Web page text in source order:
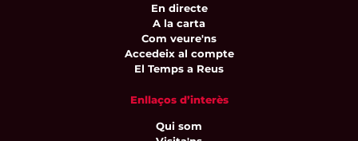
En directe
A la carta
Com veure'ns
Accedeix al compte
El Temps a Reus
Enllaços d’interès
Qui som